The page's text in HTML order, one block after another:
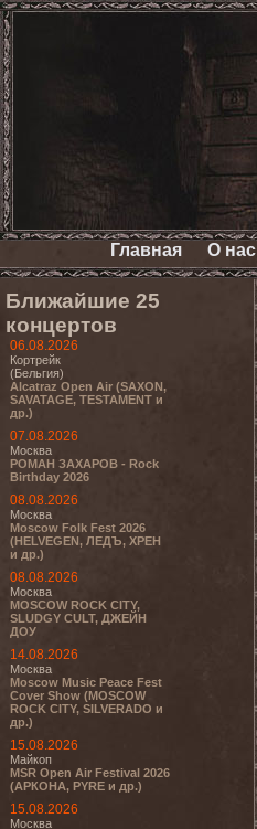
Главная О нас
Ближайшие 25
концертов
06.08.2026
Кортрейк
(Бельгия)
Alcatraz Open Air (SAXON,
SAVATAGE, TESTAMENT и
др.)
07.08.2026
Москва
РОМАН ЗАХАРОВ - Rock
Birthday 2026
08.08.2026
Москва
Moscow Folk Fest 2026
(HELVEGEN, ЛЕДЪ, ХРЕН
и др.)
08.08.2026
Москва
MOSCOW ROCK CITY,
SLUDGY CULT, ДЖЕЙН
ДОУ
14.08.2026
Москва
Moscow Music Peace Fest
Cover Show (MOSCOW
ROCK CITY, SILVERADO и
др.)
15.08.2026
Майкоп
MSR Open Air Festival 2026
(АРКОНА, PYRE и др.)
15.08.2026
Москва